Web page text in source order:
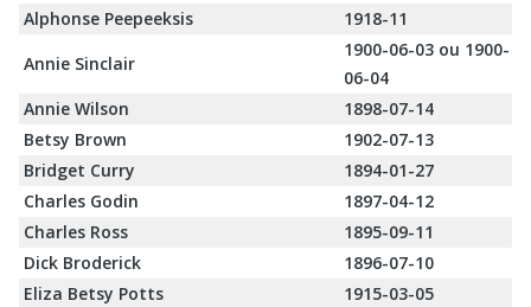
Alphonse Peepeeksis
1918-11
Annie Sinclair
1900-06-03 ou 1900-
06-04
Annie Wilson
1898-07-14
Betsy Brown
1902-07-13
Bridget Curry
1894-01-27
Charles Godin
1897-04-12
Charles Ross
1895-09-11
Dick Broderick
1896-07-10
Eliza Betsy Potts
1915-03-05